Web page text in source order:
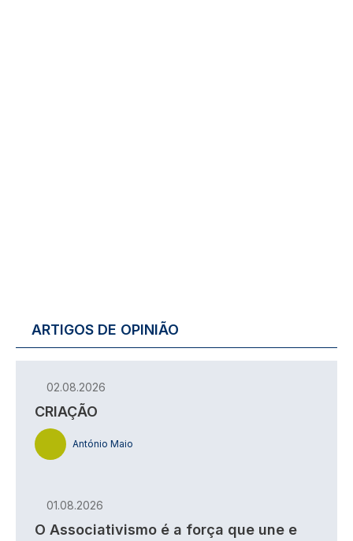
ARTIGOS DE OPINIÃO
02.08.2026
CRIAÇÃO
António Maio
01.08.2026
O Associativismo é a força que une e